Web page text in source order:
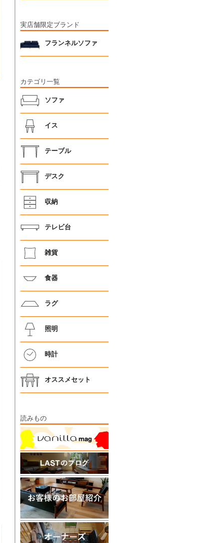
実店舗限定ブランド
フランネルソファ
カテゴリ一覧
ソファ
イス
テーブル
デスク
収納
テレビ台
雑貨
食器
ラグ
照明
時計
オススメセット
読みもの